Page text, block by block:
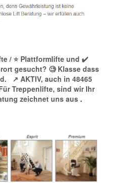
/ ⭐ Plattformlifte und ✔️
gesucht? 🧐 Klasse dass
↗️ AKTIV, auch in 48465
Treppenlifte, sind wir Ihr
zeichnet uns aus .